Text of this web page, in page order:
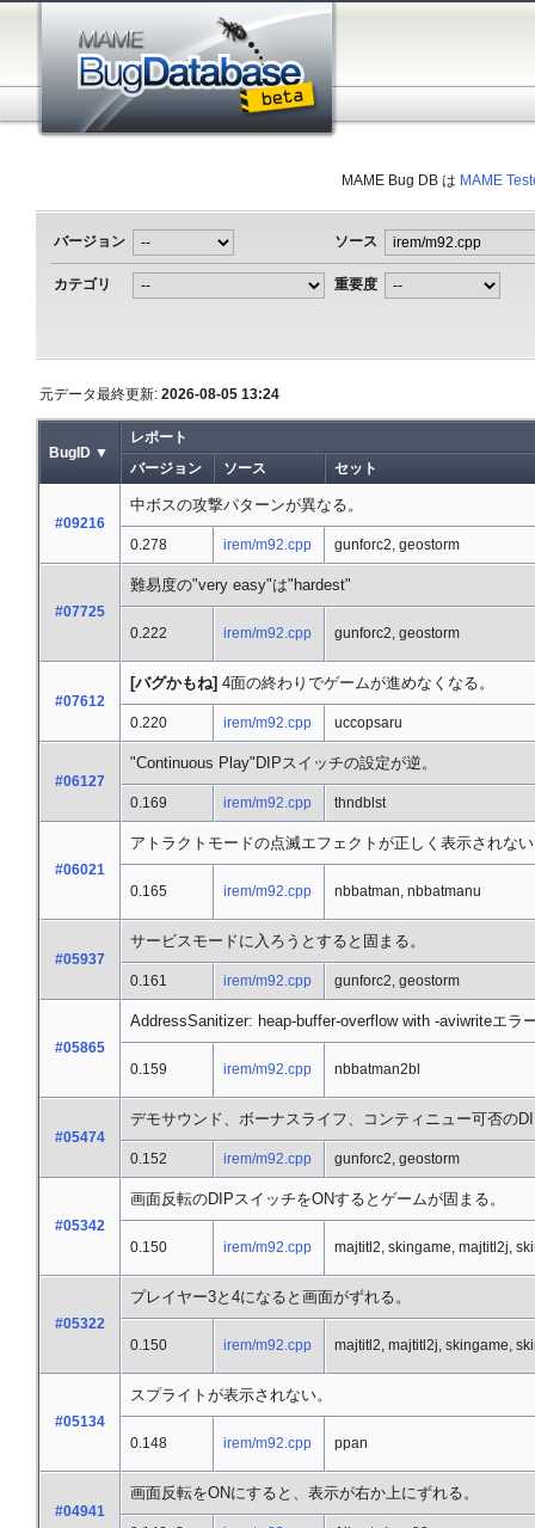
MAME Bug DB は MAME
バージョン ソース
カテゴリ 重要度
元データ最終更新: 2026-08-05 13:24
BugID ▼
レポート
バージョン
ソース セット
#09216
中ボスの攻撃パターンが異なる。
0.278 irem/m92.cpp gunforc2, geostorm
#07725
難易度の"very easy"は"hardest"
0.222 irem/m92.cpp gunforc2, geostorm
#07612
[バグかもね] 4面の終わりでゲームが進めなくなる。
0.220 irem/m92.cpp uccopsaru
#06127
"Continuous Play"DIPスイッチの設定が逆。
0.169 irem/m92.cpp thndblst
#06021
アトラクトモードの点滅エフェクトが正しく表示されな
0.165 irem/m92.cpp nbbatman, nbbatmanu
#05937
サービスモードに入ろうとすると固まる。
0.161 irem/m92.cpp gunforc2, geostorm
#05865
AddressSanitizer: heap-buffer-overflow with -aviwriteエラ
0.159 irem/m92.cpp nbbatman2bl
#05474
デモサウンド、ボーナスライフ、コンティニュー可否の
0.152 irem/m92.cpp gunforc2, geostorm
#05342
画面反転のDIPスイッチをONするとゲームが固まる。
0.150 irem/m92.cpp majtitl2, skingame, majtitl2j,
#05322
プレイヤー3と4になると画面がずれる。
0.150 irem/m92.cpp majtitl2, majtitl2j, skingame,
#05134
スプライトが表示されない。
0.148 irem/m92.cpp ppan
#04941
画面反転をONにすると、表示が右か上にずれる。